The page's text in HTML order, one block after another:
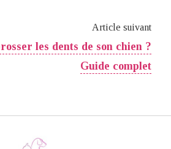
Article suivant
les dents de son chien ?
Guide complet